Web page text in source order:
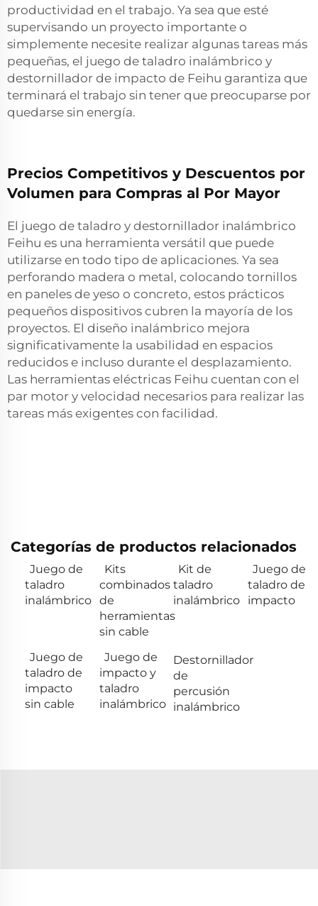
productividad en el trabajo. Ya sea que esté
supervisando un proyecto importante o
simplemente necesite realizar algunas tareas más
pequeñas, el juego de taladro inalámbrico y
destornillador de impacto de Feihu garantiza que
terminará el trabajo sin tener que preocuparse por
quedarse sin energía.
Precios Competitivos y Descuentos por
Volumen para Compras al Por Mayor
El juego de taladro y destornillador inalámbrico
Feihu es una herramienta versátil que puede
utilizarse en todo tipo de aplicaciones. Ya sea
perforando madera o metal, colocando tornillos
en paneles de yeso o concreto, estos prácticos
pequeños dispositivos cubren la mayoría de los
proyectos. El diseño inalámbrico mejora
significativamente la usabilidad en espacios
reducidos e incluso durante el desplazamiento.
Las herramientas eléctricas Feihu cuentan con el
par motor y velocidad necesarios para realizar las
tareas más exigentes con facilidad.
Categorías de productos relacionados
Juego de
taladro
inalámbrico
Kits
combinados
de
herramientas
sin cable
Kit de
taladro
inalámbrico
Juego de
taladro de
impacto
Juego de
taladro de
impacto
sin cable
Juego de
impacto y
taladro
inalámbrico
Destornillador
de
percusión
inalámbrico